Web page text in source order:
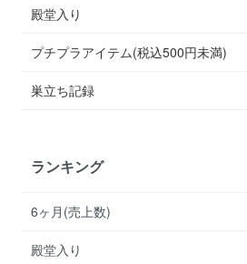
殿堂入り
プチプラアイテム(税込500円未満)
巣立ち記録
ランキング
6ヶ月(売上数)
殿堂入り